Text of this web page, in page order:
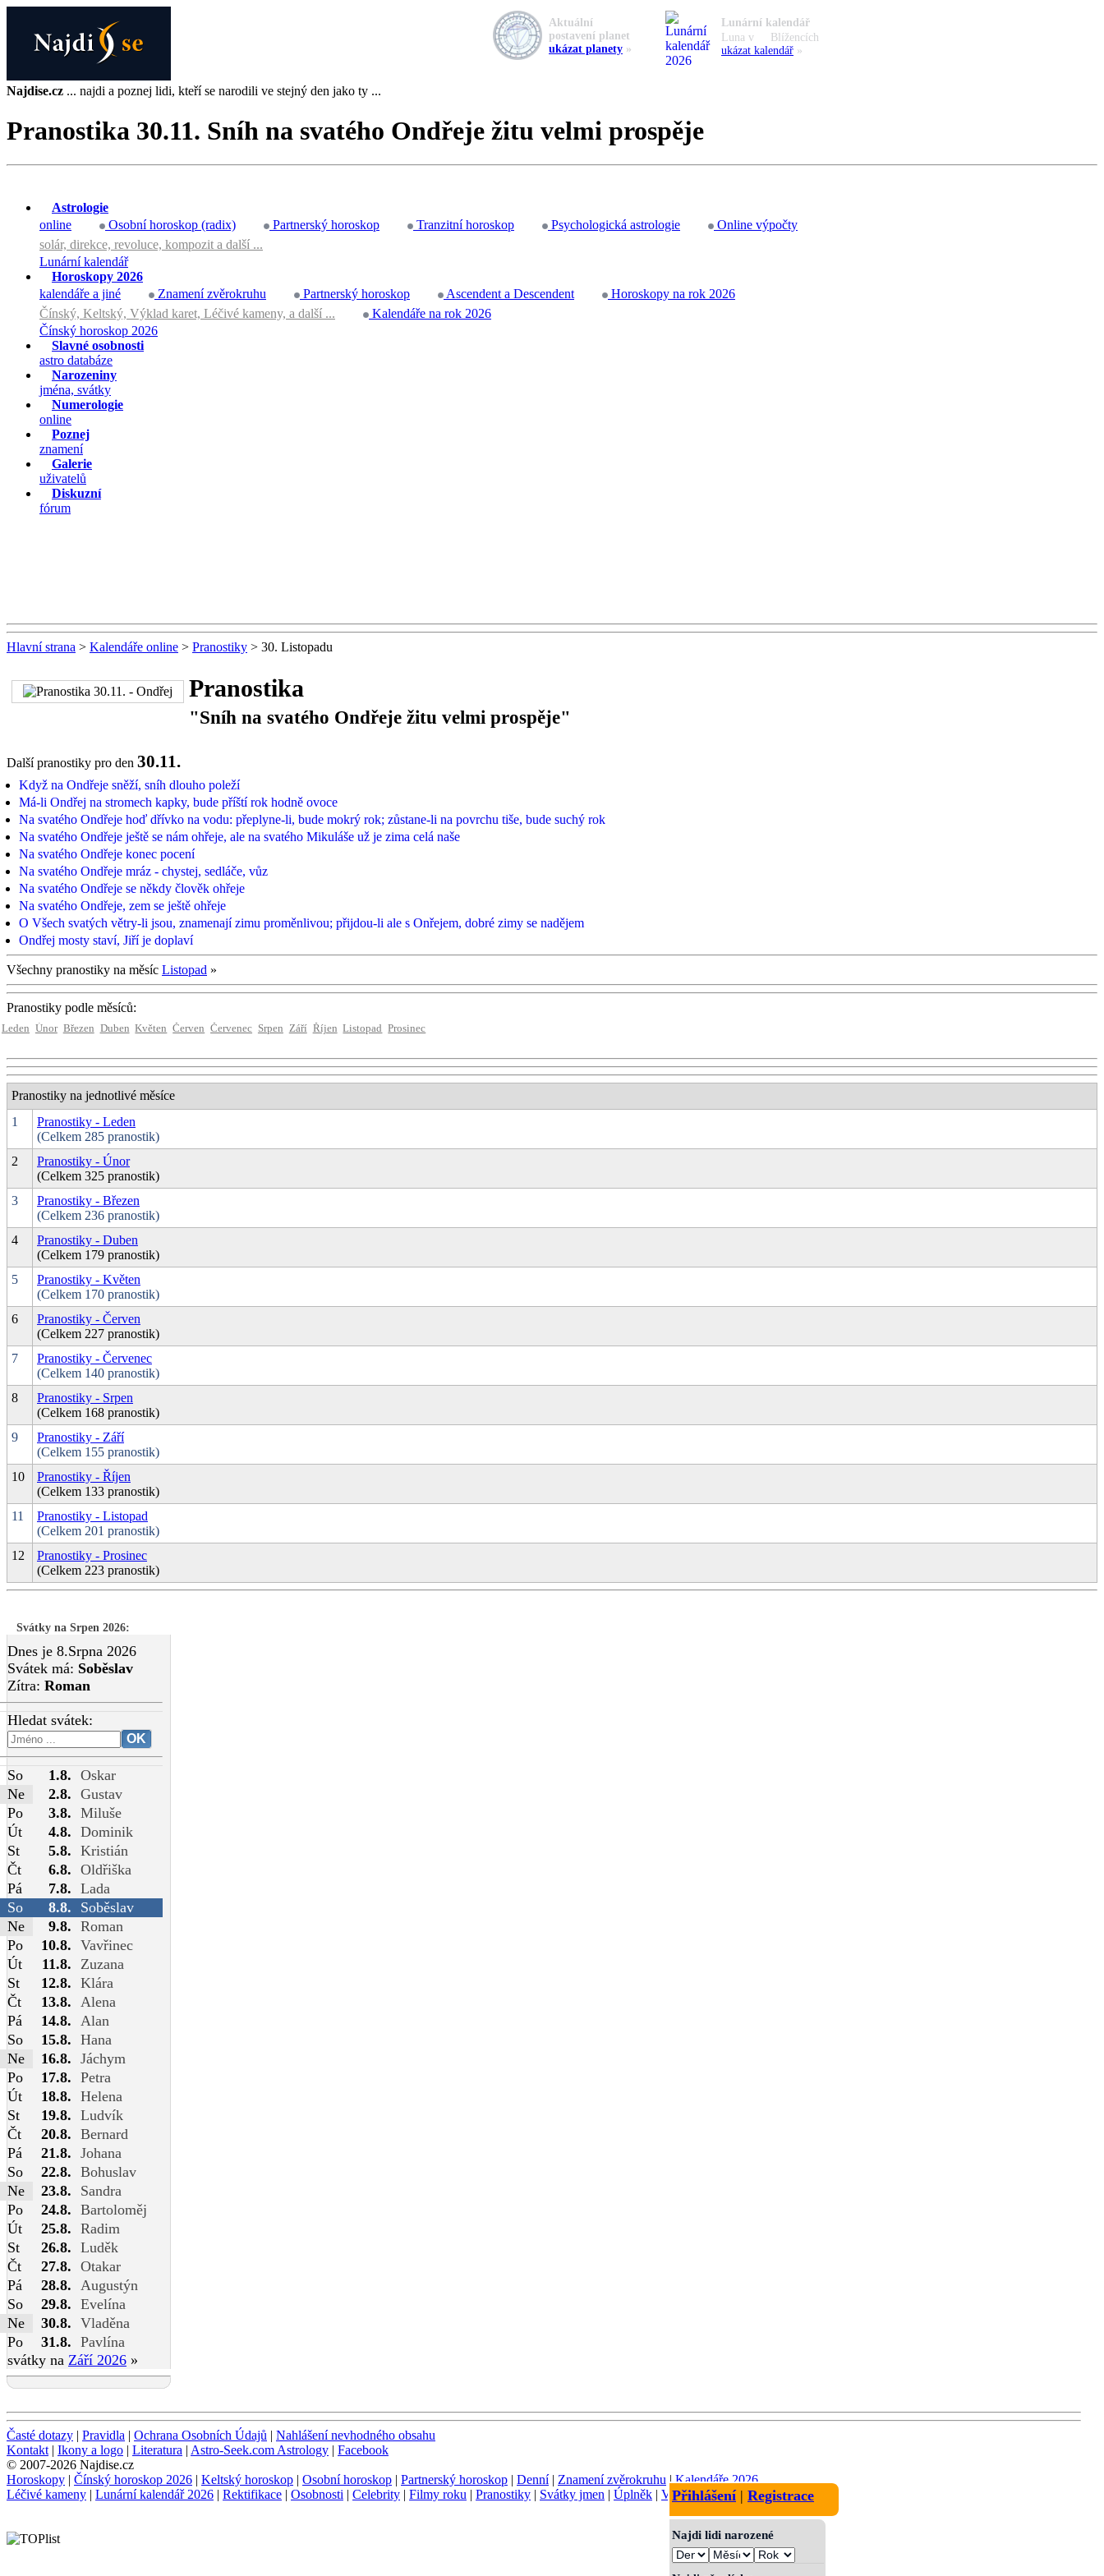
Najdise.cz ... najdi a poznej lidi, kteří se narodili ve stejný den jako ty ...
Pranostika 30.11. Sníh na svatého Ondřeje žitu velmi prospěje
Astrologie
online
Osobní horoskop (radix) Partnerský horoskop Tranzitní horoskop Psychologická astrologie
Online výpočty
solár, direkce, revoluce, kompozit a další ...
Lunární kalendář
Horoskopy 2026
kalendáře a jiné
Znamení zvěrokruhu Partnerský horoskop Ascendent a Descendent
Horoskopy na rok 2026
Čínský, Keltský, Výklad karet, Léčivé kameny, a další ...
Kalendáře na rok 2026
Čínský horoskop 2026
Slavné osobnosti
astro databáze
Narozeniny
jména, svátky
Numerologie
online
Poznej
znamení
Galerie
uživatelů
Diskuzní
fórum
Hlavní strana > Kalendáře online > Pranostiky > 30. Listopadu
Pranostika
"Sníh na svatého Ondřeje žitu velmi prospěje"
Další pranostiky pro den 30.11.
Když na Ondřeje sněží, sníh dlouho poleží
Má-li Ondřej na stromech kapky, bude příští rok hodně ovoce
Na svatého Ondřeje hoď dřívko na vodu: přeplyne-li, bude mokrý rok; zůstane-li na povrchu tiše, bude suchý rok
Na svatého Ondřeje ještě se nám ohřeje, ale na svatého Mikuláše už je zima celá naše
Na svatého Ondřeje konec pocení
Na svatého Ondřeje mráz - chystej, sedláče, vůz
Na svatého Ondřeje se někdy člověk ohřeje
Na svatého Ondřeje, zem se ještě ohřeje
O Všech svatých větry-li jsou, znamenají zimu proměnlivou; přijdou-li ale s Onřejem, dobré zimy se nadějem
Ondřej mosty staví, Jiří je doplaví
Všechny pranostiky na měsíc Listopad »
Pranostiky podle měsíců:
Leden Únor Březen Duben Květen Červen Červenec Srpen Září Říjen Listopad Prosinec
Pranostiky na jednotlivé měsíce
1
Pranostiky - Leden
(Celkem 285 pranostik)
2
Pranostiky - Únor
(Celkem 325 pranostik)
3
Pranostiky - Březen
(Celkem 236 pranostik)
4
Pranostiky - Duben
(Celkem 179 pranostik)
5
Pranostiky - Květen
(Celkem 170 pranostik)
6
Pranostiky - Červen
(Celkem 227 pranostik)
7
Pranostiky - Červenec
(Celkem 140 pranostik)
8
Pranostiky - Srpen
(Celkem 168 pranostik)
9
Pranostiky - Září
(Celkem 155 pranostik)
10
Pranostiky - Říjen
(Celkem 133 pranostik)
11
Pranostiky - Listopad
(Celkem 201 pranostik)
12
Pranostiky - Prosinec
(Celkem 223 pranostik)
Svátky na Srpen 2026:
Dnes je 8.Srpna 2026
Svátek má: Soběslav
Zítra: Roman
Hledat svátek:
So 1.8. Oskar
Ne
2.8. Gustav
Po
3.8. Miluše
Út
4.8. Dominik
St
5.8. Kristián
Čt
6.8. Oldřiška
Pá
7.8. Lada
So
8.8.
Soběslav
Ne
9.8. Roman
Po
10.8. Vavřinec
Út
11.8.
Zuzana
St
12.8. Klára
Čt
13.8.
Alena
Pá
14.8.
Alan
So
15.8. Hana
Ne
16.8. Jáchym
Po
17.8. Petra
Út
18.8. Helena
St
19.8. Ludvík
Čt
20.8. Bernard
Pá
21.8. Johana
So
22.8. Bohuslav
Ne
23.8.
Sandra
Po
24.8. Bartoloměj
Út
25.8. Radim
St
26.8. Luděk
Čt
27.8. Otakar
Pá
28.8.
Augustýn
So
29.8. Evelína
Ne
30.8. Vladěna
Po
31.8. Pavlína
svátky na Září 2026 »
Aktuální
postavení planet
ukázat planety »
Lunární kalendář
Luna v
Blížencích
ukázat kalendář »
Přihlášení| Registrace
Najdi lidi narozené
Časté dotazy | Pravidla | Ochrana Osobních Údajů | Nahlášení nevhodného obsahu
Kontakt | Ikony a logo | Literatura | Astro-Seek.com Astrology | Facebook
© 2007-2026 Najdise.cz
Horoskopy | Čínský horoskop 2026 | Keltský horoskop | Osobní horoskop | Partnerský horoskop | Denní| Znamení zvěrokruhu | Kalendáře 2026
Léčivé kameny | Lunární kalendář 2026 | Rektifikace | Osobnosti | Celebrity | Filmy roku | Pranostiky | Svátky jmen | Úplněk | Význam jmen